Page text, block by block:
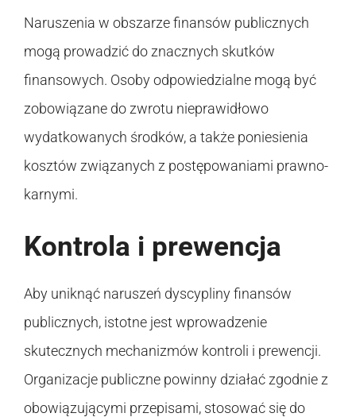
Naruszenia w obszarze finansów publicznych
mogą prowadzić do znacznych skutków
finansowych. Osoby odpowiedzialne mogą być
zobowiązane do zwrotu nieprawidłowo
wydatkowanych środków, a także poniesienia
kosztów związanych z postępowaniami prawno-
karnymi.
Kontrola i prewencja
Aby uniknąć naruszeń dyscypliny finansów
publicznych, istotne jest wprowadzenie
skutecznych mechanizmów kontroli i prewencji.
Organizacje publiczne powinny działać zgodnie z
obowiązującymi przepisami, stosować się do